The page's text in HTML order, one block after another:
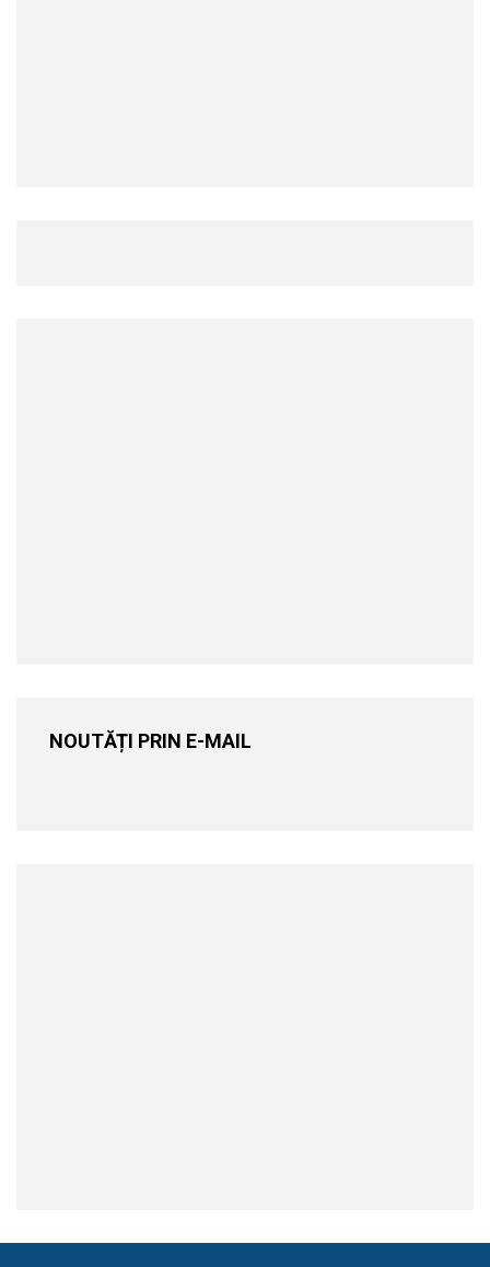
NOUTĂȚI PRIN E-MAIL